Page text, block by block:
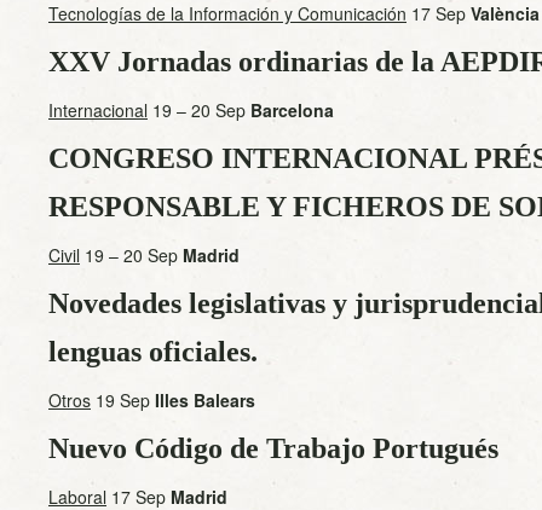
Tecnologías de la Información y Comunicación 17 Sep València
XXV Jornadas ordinarias de la
Internacional 19 – 20 Sep Barcelona
CONGRESO INTERNACIONAL
RESPONSABLE Y FICHEROS DE
Civil 19 – 20 Sep Madrid
Novedades legislativas y
lenguas oficiales.
Otros 19 Sep Illes Balears
Nuevo Código de Trabajo Portugués
Laboral 17 Sep Madrid